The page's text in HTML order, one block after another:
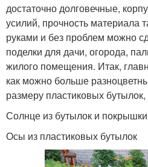
достаточно долговечные,
усилий, прочность материала
руками и без проблем можно
поделки для дачи, огорода,
жилого помещения. Итак,
как можно больше
размеру пластиковых
Солнце из бутылок и покрышки
Осы из пластиковых бутылок